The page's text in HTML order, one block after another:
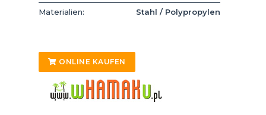
Materialien:
Stahl / Polypropylen
ONLINE KAUFEN